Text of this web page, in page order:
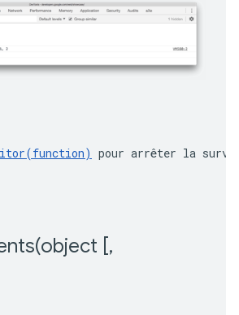
pour arrêter la
object [,